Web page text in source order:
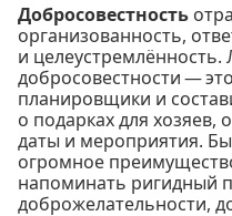
Добросовестность
организованность,
и
добросовестности —
планировщики и
о подарках для
даты и мероприятия.
огромное
напоминать ригидный
доброжелательности,